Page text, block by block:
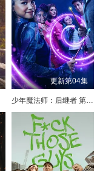
更新第04集
少年魔法师：后继者 第三季